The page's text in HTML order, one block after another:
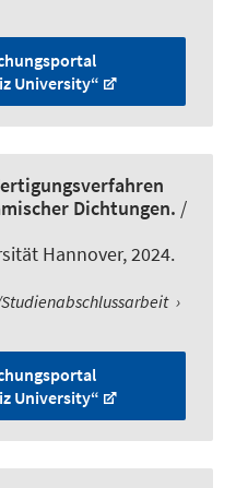
University“
Dichtungen. /
Hannover, 2024.
›
University“